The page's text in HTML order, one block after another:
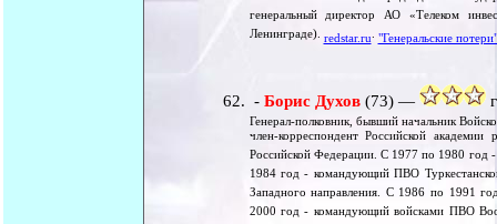
генеральный директор АО «Телеком
Ленинграде). redstar.ru. "Генеральские потери"
- Борис Духов (73) —
Генерал-полковник, бывший начальник
член-корреспондент Российской
Российской Федерации. С 1977 по 1980 год
1984 год - командующий ПВО
Западного направления. С 1986 по 1991
2000 год - командующий войсками ПВО